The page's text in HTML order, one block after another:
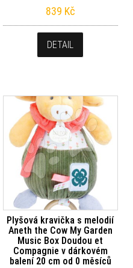
839 Kč
DETAIL
Plyšová kravička s melodií
Aneth the Cow My Garden
Music Box Doudou et
Compagnie v dárkovém
balení 20 cm od 0 měsíců